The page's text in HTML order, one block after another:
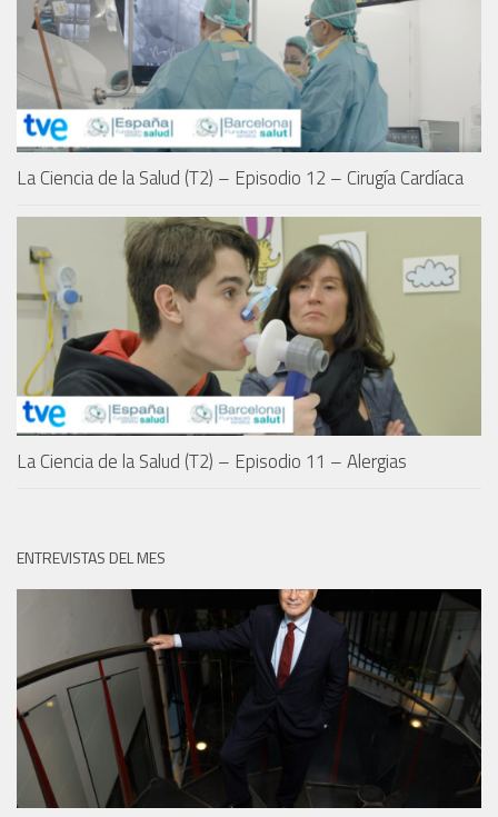
La Ciencia de la Salud (T2) – Episodio 12 – Cirugía Cardíaca
La Ciencia de la Salud (T2) – Episodio 11 – Alergias
ENTREVISTAS DEL MES